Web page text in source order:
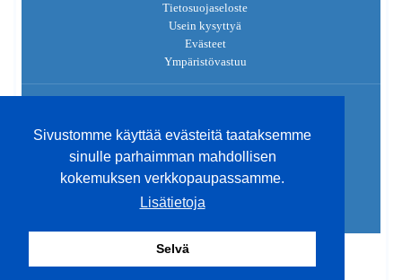
Sivustomme käyttää evästeitä taataksemme
sinulle parhaimman mahdollisen
kokemuksen verkkopaupassamme.
Lisätietoja
Selvä
Sivustomme käyttää evästeitä taataksemme
sinulle parhaimman mahdollisen
kokemuksen verkkopaupassamme.
Lisätietoja
Selvä
Tietosuojaseloste
Usein kysyttyä
Evästeet
Ympäristövastuu
2026 © Jarmix.fi - Kaikki oikeudet pidätetään.